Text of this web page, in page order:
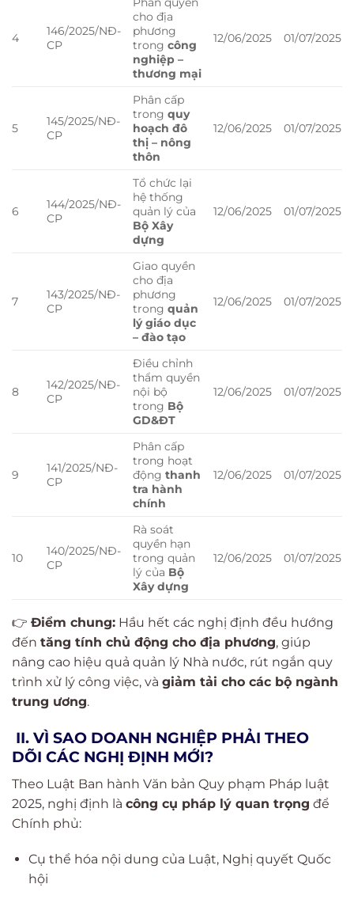
4
146/2025/NĐ-
CP
cho địa
phương
trongcông
nghiệp –
thương mại
12/06/2025 01/07/2025
5
145/2025/NĐ-
CP
Phân cấp
trongquy
hoạch đô
thị – nông
thôn
12/06/2025 01/07/2025
6
144/2025/NĐ-
CP
Tổ chức lại
hệ thống
quản lý của
Bộ Xây
dựng
12/06/2025 01/07/2025
7
143/2025/NĐ-
CP
Giao quyền
cho địa
phương
trongquản
lý giáo dục
– đào tạo
12/06/2025 01/07/2025
8
142/2025/NĐ-
CP
Điều chỉnh
thẩm quyền
nội bộ
trong Bộ
GD&ĐT
12/06/2025 01/07/2025
9
141/2025/NĐ-
CP
Phân cấp
trong hoạt
độngthanh
tra hành
chính
12/06/2025 01/07/2025
10
140/2025/NĐ-
CP
Rà soát
quyền hạn
trong quản
lý của Bộ
Xây dựng
12/06/2025 01/07/2025
👉 Điểm chung: Hầu hết các nghị định đều hướng
đến tăng tính chủ động cho địa phương, giúp
nâng cao hiệu quả quản lý Nhà nước, rút ngắn quy
trình xử lý công việc, và giảm tải cho các bộ ngành
trung ương.
II. VÌ SAO DOANH NGHIỆP PHẢI THEO
DÕI CÁC NGHỊ ĐỊNH MỚI?
Theo Luật Ban hành Văn bản Quy phạm Pháp luật
2025, nghị định là công cụ pháp lý quan trọng để
Chính phủ:
Cụ thể hóa nội dung của Luật, Nghị quyết Quốc
hội